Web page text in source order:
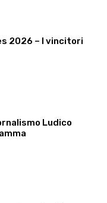
2026 – I vincitori
Ludico